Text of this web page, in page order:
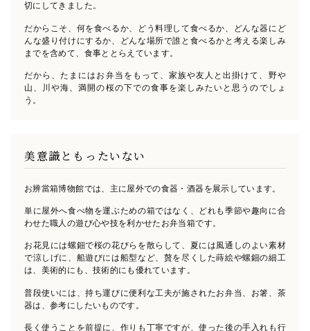
切にしてきました。
だからこそ、何を食べるか、どう料理して食べるか、どんな器にど
んな盛り付けにするか、
どんな場所で誰と食べるかと考える楽しみ
までを含めて、食事ととらえています。
だから、たまにはお弁当をもって、家族や友人と出掛けて、 野や
山、川や海、満開の桜の下での食事を楽しみたいと思うのでしょ
う。
美意識ともったいない
お辨當箱博物館では、主に屋外での食器・酒器を展示しています。
単に屋外へ食べ物を運ぶための箱ではなく、どれも季節や趣向に合
わせた職人の遊び心や技を利かせたお弁当箱です。
お花見には螺鈿で桜の花びらを散らして、夏には風通しのよい素材
で涼しげに、船遊びには船型など、 贅を尽くした蒔絵や螺鈿の細工
は、美術的にも、技術的にも優れています。
普段使いには、持ち運びに便利な工夫が施されたお弁当、お箸、茶
器は、参考にしたいものです。
長く使うことを前提に、作りも丁寧ですが、使った後の手入れも行